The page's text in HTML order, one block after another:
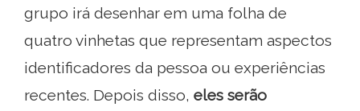
grupo irá desenhar em uma folha de
quatro vinhetas que representam aspectos
identificadores da pessoa ou experiências
recentes. Depois disso, eles serão